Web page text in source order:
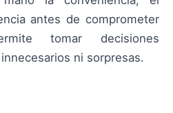
antes de comprometer
tomar decisiones
ni sorpresas.